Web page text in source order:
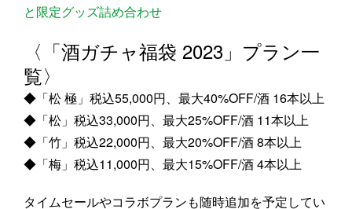
と限定グッズ詰め合わせ
〈「酒ガチャ福袋 2023」プラン一
覧〉
◆「松 極」税込55,000円、最大40%OFF/酒 16本以上
◆「松」税込33,000円、最大25%OFF/酒 11本以上
◆「竹」税込22,000円、最大20%OFF/酒 8本以上
◆「梅」税込11,000円、最大15%OFF/酒 4本以上
タイムセールやコラボプランも随時追加を予定してい